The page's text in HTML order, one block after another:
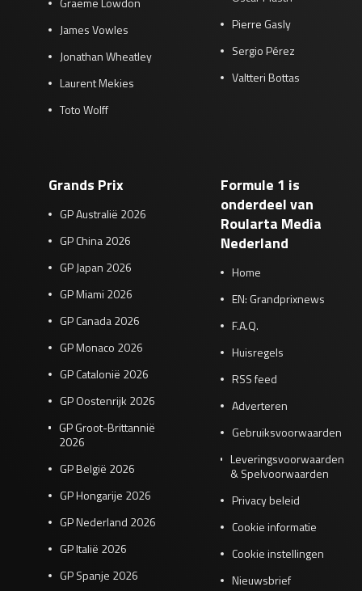
James Vowles
Jonathan Wheatley
Laurent Mekies
Toto Wolff
Pierre Gasly
Sergio Pérez
Valtteri Bottas
Grands Prix
GP Australië 2026
GP China 2026
GP Japan 2026
GP Miami 2026
GP Canada 2026
GP Monaco 2026
GP Catalonië 2026
GP Oostenrijk 2026
GP Groot-Brittannië
2026
GP België 2026
GP Hongarije 2026
GP Nederland 2026
GP Italië 2026
GP Spanje 2026
Formule 1 is
onderdeel van
Roularta Media
Nederland
Home
EN: Grandprixnews
F.A.Q.
Huisregels
RSS feed
Adverteren
Gebruiksvoorwaarden
Leveringsvoorwaarden
& Spelvoorwaarden
Privacy beleid
Cookie informatie
Cookie instellingen
Nieuwsbrief